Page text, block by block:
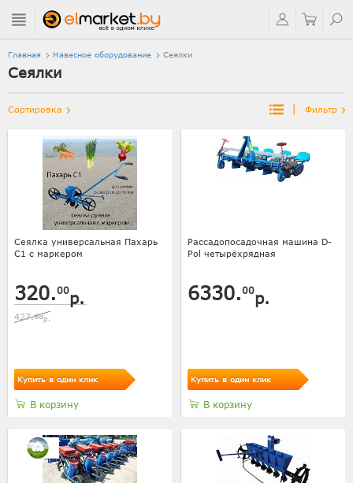
Главная Навесное оборудование Сеялки
Сеялки
Сортировка | Фильтр
Сеялка универсальная Пахарь
С1 с маркером
320.00р.
427.68р.
Купить в один клик
В корзину
Рассадопосадочная машина D-
Pol четырёхрядная
6330.00р.
Купить в один клик
В корзину